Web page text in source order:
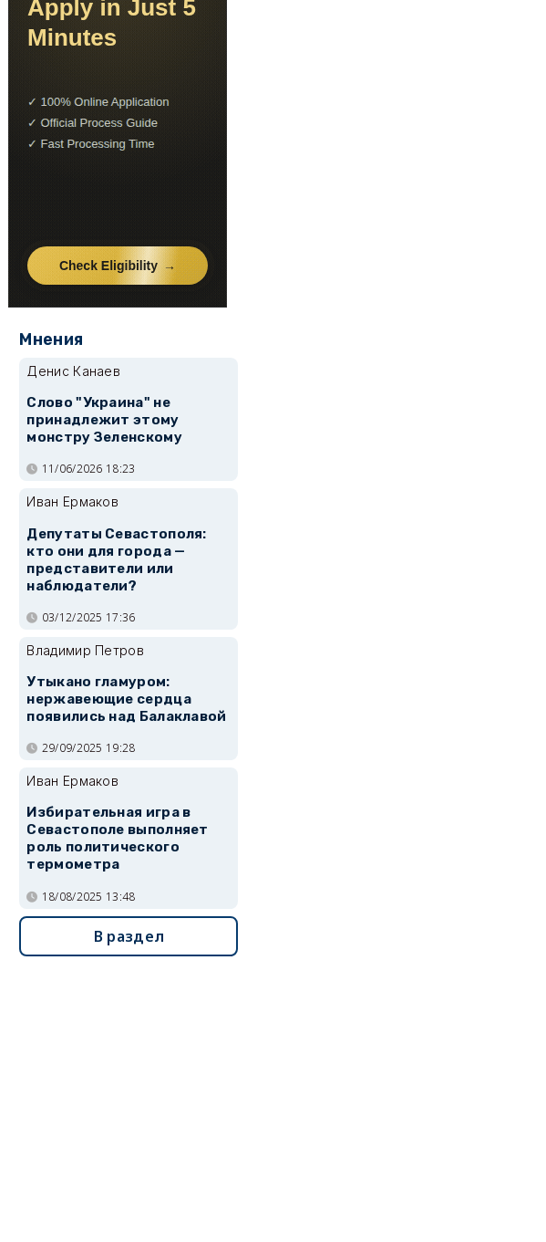
Мнения
Денис Канаев
Слово "Украина" не
принадлежит этому
монстру Зеленскому
11/06/2026 18:23
Иван Ермаков
Депутаты Севастополя:
кто они для города —
представители или
наблюдатели?
03/12/2025 17:36
Владимир Петров
Утыкано гламуром:
нержавеющие сердца
появились над Балаклавой
29/09/2025 19:28
Иван Ермаков
Избирательная игра в
Севастополе выполняет
роль политического
термометра
18/08/2025 13:48
В раздел